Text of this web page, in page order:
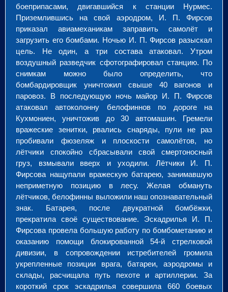
боеприпасами, двигавшийся к станции Нурмес.
Приземлившись на свой аэродром, И. П. Фирсов
приказал авиамеханикам заправить самолёт и
загрузить его бомбами. Ночью И. П. Фирсов разыскал
цель. Не один, а три состава атаковал. Утром
воздушный разведчик сфотографировал станцию. По
снимкам можно было определить, что
бомбардировщик уничтожил свыше 40 вагонов и
паровоз. В последующую ночь майор И. П. Фирсов
атаковал автоколонну белофиннов по дороге на
Кухмониен, уничтожив до 30 автомашин. Гремели
вражеские зенитки, рвались снаряды, пули не раз
пробивали фюзеляж и плоскости самолётов, но
лётчики спокойно сбрасывали свой смертоносный
груз, взмывали вверх и уходили. Лётчики И. П.
Фирсова нащупали вражескую батарею, занимавшую
неприметную позицию в лесу. Желая обмануть
лётчиков, белофинны выложили наш опознавательный
знак. Батарея, после двукратной бомбёжки,
прекратила своё существование. Эскадрилья И. П.
Фирсова провела большую работу по бомбометанию и
оказанию помощи блокированной 54-й стрелковой
дивизии, в сопровождении истребителей громила
укрепленные позиции врага, батареи, аэродромы и
склады, расчищала путь пехоте и артиллерии. За
короткий срок эскадрилья совершила 660 боевых